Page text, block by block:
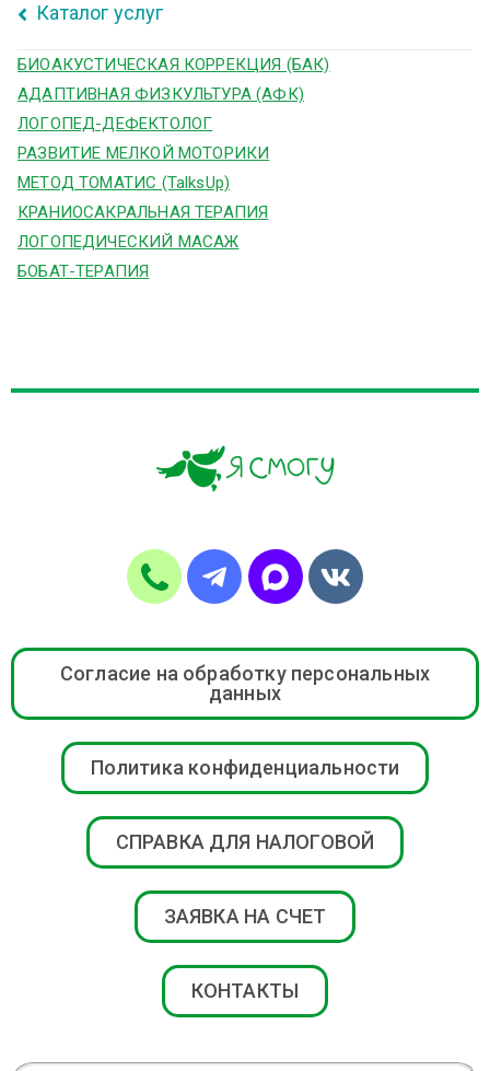
Каталог услуг
БИОАКУСТИЧЕСКАЯ КОРРЕКЦИЯ (БАК)
АДАПТИВНАЯ ФИЗКУЛЬТУРА (АФК)
ЛОГОПЕД-ДЕФЕКТОЛОГ
РАЗВИТИЕ МЕЛКОЙ МОТОРИКИ
МЕТОД ТОМАТИС (TalksUp)
КРАНИОСАКРАЛЬНАЯ ТЕРАПИЯ
ЛОГОПЕДИЧЕСКИЙ МАСАЖ
БОБАТ-ТЕРАПИЯ
Согласие на обработку персональных
данных
Политика конфиденциальности
СПРАВКА ДЛЯ НАЛОГОВОЙ
ЗАЯВКА НА СЧЕТ
КОНТАКТЫ